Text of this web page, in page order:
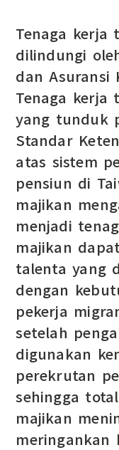
Tenaga kerja
dilindungi
dan Asuransi
Tenaga kerja
yang tunduk
Standar
atas sistem
pensiun di
majikan
menjadi
majikan
talenta yang
dengan
pekerja
setelah
digunakan
perekrutan
sehingga
majikan
meringankan